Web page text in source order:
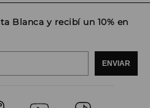
Blanca y recibí un 10% en
ENVIAR